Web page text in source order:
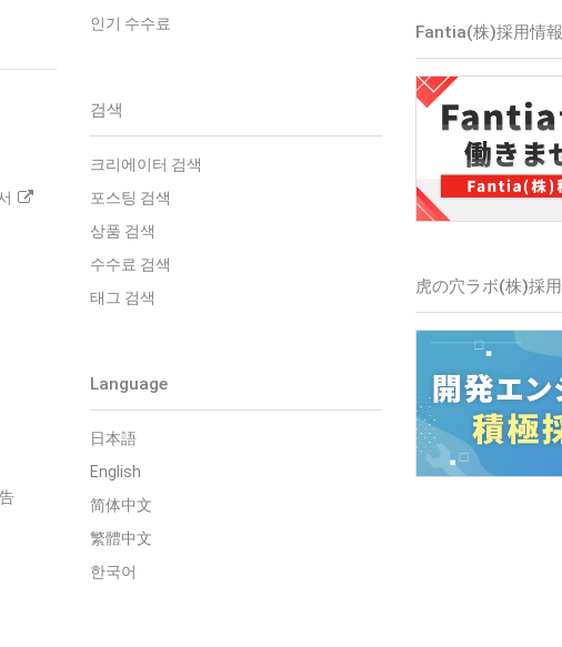
인기 수수료
검색
크리에이터 검색
포스팅 검색
상품 검색
수수료 검색
태그 검색
Language
日本語
English
简体中文
繁體中文
한국어
Fantia(株)採用情報
虎の穴ラボ(株)採